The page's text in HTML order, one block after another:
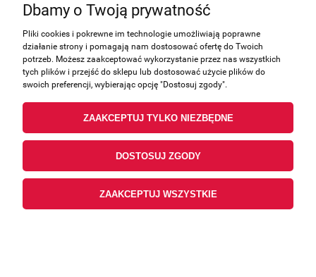
Zakupy
Pomoc
Moje konto
Informacje
Dbamy o Twoją prywatność
Pliki cookies i pokrewne im technologie umożliwiają poprawne
działanie strony i pomagają nam dostosować ofertę do Twoich
potrzeb. Możesz zaakceptować wykorzystanie przez nas wszystkich
tych plików i przejść do sklepu lub dostosować użycie plików do
swoich preferencji, wybierając opcję "Dostosuj zgody".
ZAAKCEPTUJ TYLKO NIEZBĘDNE
DOSTOSUJ ZGODY
ZAAKCEPTUJ WSZYSTKIE